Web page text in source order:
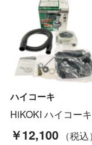
ハイコーキ
￥12,100